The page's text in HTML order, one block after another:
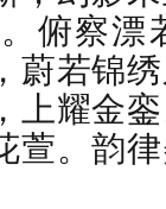
俯察漂
蔚若锦
上耀金
萱。韵